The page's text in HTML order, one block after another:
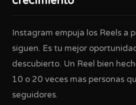
Instagram empuja los Reels a
siguen. Es tu mejor
descubierto. Un Reel bien
10 o 20 veces mas personas
seguidores.